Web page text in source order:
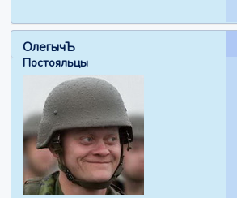
ОлегычЪ
Постояльцы